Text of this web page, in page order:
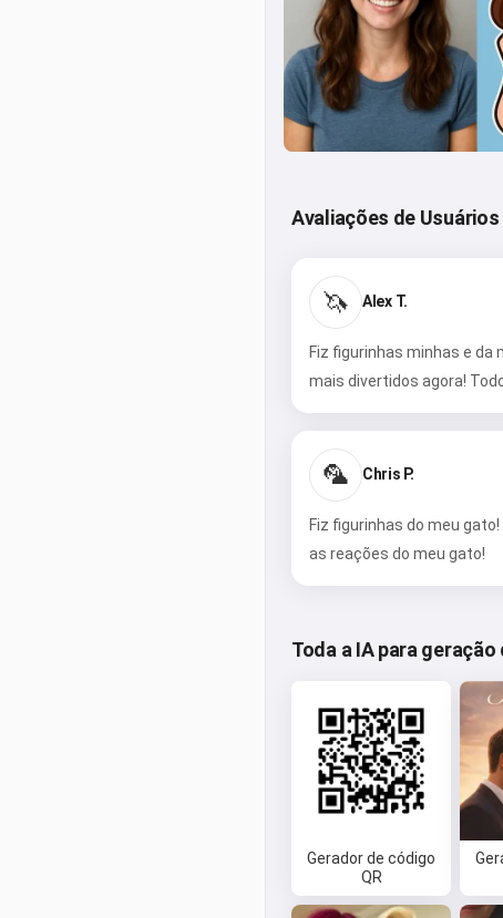
Avaliações de Usuários
🦄 Alex T.
Fiz figurinhas minhas e
mais divertidos agora!
🦜 Chris P.
Fiz figurinhas do meu
as reações do meu gato!
Toda a IA para geração
Gerador de código
QR